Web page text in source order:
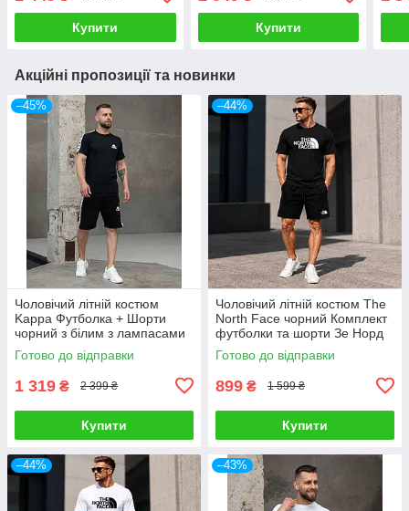
Купити Купити
Акційні пропозиції та новинки
–45%
Чоловічий літній костюм
Kappa Футболка + Шорти
чорний з білим з лампасами
Комплект Каппа
Готово до відправки
1 319 ₴ 2 399 ₴
Купити
–44%
Чоловічий літній костюм The
North Face чорний Комплект
футболки та шорти Зе Норд
Фейс
Готово до відправки
899 ₴ 1 599 ₴
Купити
–44% –43%